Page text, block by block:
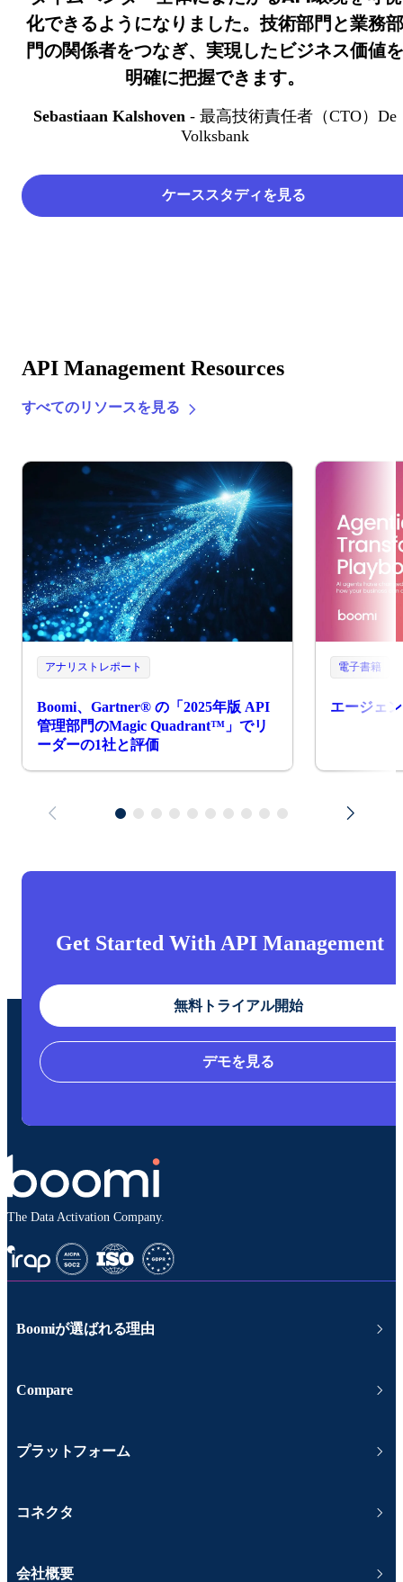
化できるようになりました。技術部門と業務部
門の関係者をつなぎ、実現したビジネス価値を
明確に把握できます。
Sebastiaan Kalshoven - 最高技術責任者（CTO） De
Volksbank
ケーススタディを見る
API Management Resources
すべてのリソースを見る
アナリストレポート
Boomi、Gartner® の「2025年版 API
管理部門のMagic Quadrant™」でリ
ーダーの1社と評価
電子書籍
エージェ
Get Started With API Management
無料トライアル開始
デモを見る
The Data Activation Company.
Boomiが選ばれる理由
Compare
プラットフォーム
コネクタ
会社概要